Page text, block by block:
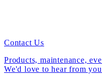
Contact Us
Products, maintenance,
We'd love to hear from